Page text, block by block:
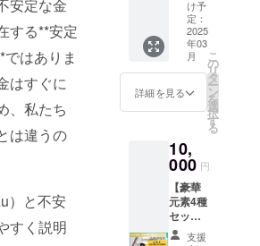
安定な金
する**安定
はありま
はすぐに
、私たち
は違うの
）と不安
すく説明
月に「東京
大学未来ビ
ジョン研究
センター客
員研究員」
に就任。難
研究をわか
りやすく広
めていくた
め の活動も
している。
特別講
義で
す。 元
気先生
も少し
実験を
披露し
日時：
11月23
13:00~
場所：
東京都
市大学
る周期
表ペ
ン、元
気先生
の宝石
セミ
ナーの
「Gem
stone
Evoluti
on
Card」
は、科
学と芸
け予
定：
2025
年03
月
詳細を見る
こ
の
リ
タ
ー
ン
を
選
択
す
る
10,
000 円
【豪華
元素4種
セッ
ト】支援